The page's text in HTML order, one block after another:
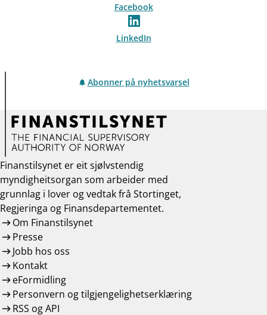
Facebook
LinkedIn
Abonner på nyhetsvarsel
Finanstilsynet er eit sjølvstendig
myndigheitsorgan som arbeider med
grunnlag i lover og vedtak frå Stortinget,
Regjeringa og Finansdepartementet.
Om Finanstilsynet
Presse
Jobb hos oss
Kontakt
eFormidling
Personvern og tilgjengelighetserklæring
RSS og API